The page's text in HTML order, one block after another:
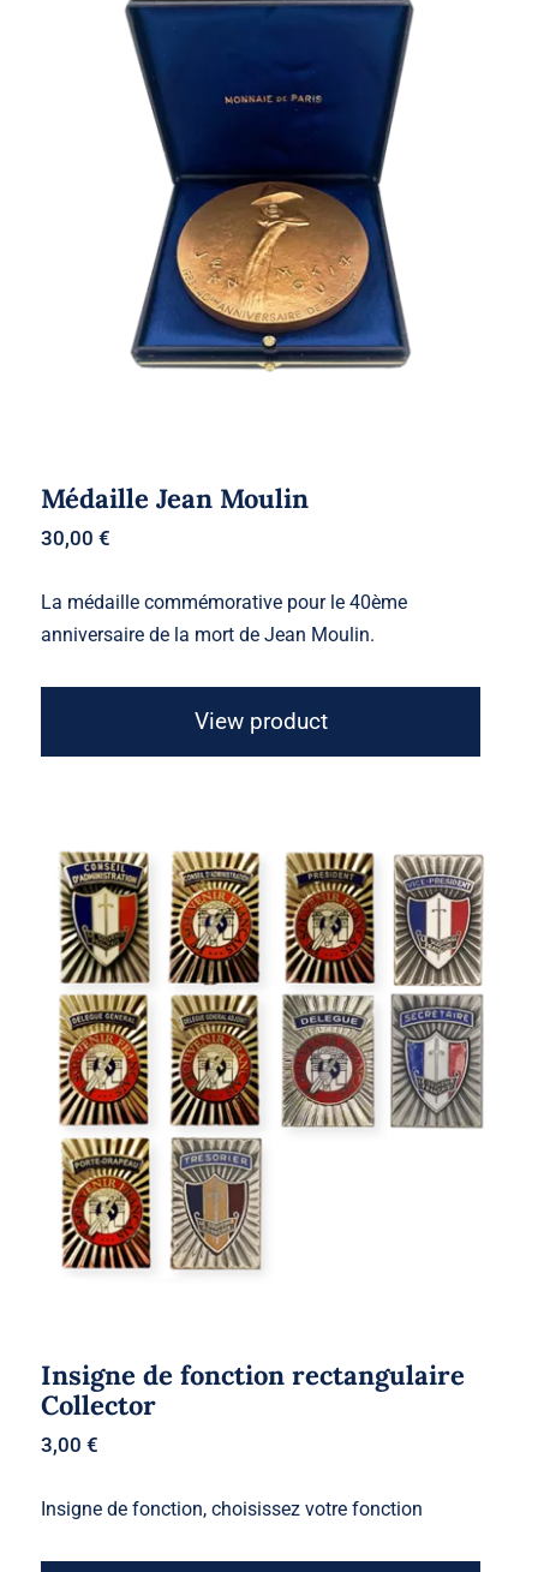
Médaille Jean Moulin
Médaille Jean Moulin
30,00€
La médaille commémorative pour le 40ème
anniversaire de la mort de Jean Moulin.
View product
Insigne de fonction rectangulaire
Collector
Insigne de fonction rectangulaire
Collector
3,00€
Insigne de fonction, choisissez votre fonction